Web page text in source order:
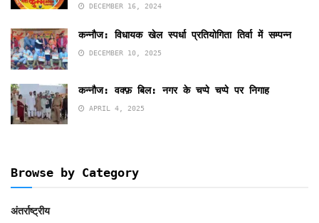
DECEMBER 16, 2024
कन्नौज: विधायक खेल स्पर्धा प्रतियोगिता तिर्वा में सम्पन्न
DECEMBER 10, 2025
कन्नौज: वक्फ़ बिल: नगर के चप्पे चप्पे पर निगाह
APRIL 4, 2025
Browse by Category
अंतर्राष्ट्रीय